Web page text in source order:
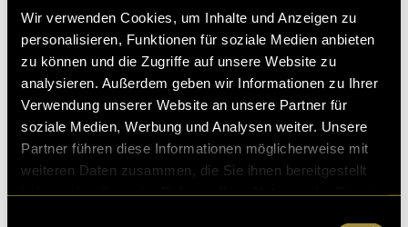
Wir verwenden Cookies, um Inhalte und Anzeigen zu
personalisieren, Funktionen für soziale Medien anbieten
zu können und die Zugriffe auf unsere Website zu
analysieren. Außerdem geben wir Informationen zu Ihrer
Verwendung unserer Website an unsere Partner für
soziale Medien, Werbung und Analysen weiter. Unsere
Partner führen diese Informationen möglicherweise mit
weiteren Daten zusammen, die Sie ihnen bereitgestellt
Kritik
Ähnliche Artikel